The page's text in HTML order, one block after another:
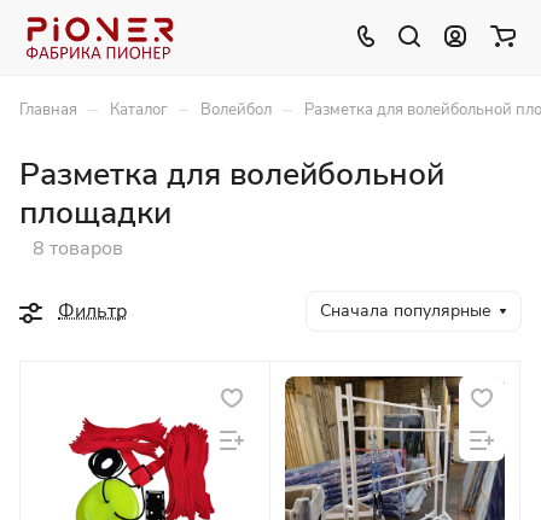
Главная – Каталог – Волейбол – Разметка для волейбольной
Разметка для волейбольной
площадки
8 товаров
Фильтр Сначала популярные